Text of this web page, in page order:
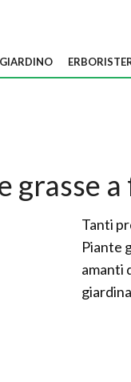
grasse
Tanti
Piante
amanti